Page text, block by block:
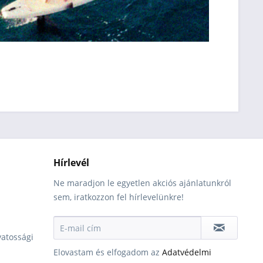
Hírlevél
Ne maradjon le egyetlen akciós ajánlatunkról
sem, iratkozzon fel hírlevelünkre!
Elovastam és elfogadom az Adatvédelmi